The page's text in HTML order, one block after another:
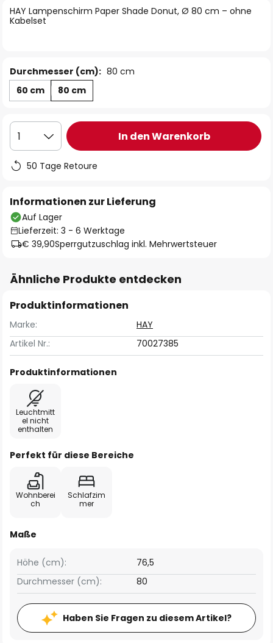
springen
HAY Lampenschirm Paper Shade Donut, Ø 80 cm – ohne
Kabelset
Durchmesser (cm): 80 cm
60 cm
80 cm
1 In den Warenkorb
50 Tage Retoure
Informationen zur Lieferung
Auf Lager
Lieferzeit: 3 - 6 Werktage
€ 39,90Sperrgutzuschlag inkl. Mehrwertsteuer
Ähnliche Produkte entdecken
Produktinformationen
Marke:
HAY
Artikel Nr.:
70027385
Produktinformationen
Leuchtmitt
el nicht
enthalten
Perfekt für diese Bereiche
Wohnberei
ch
Schlafzim
mer
Maße
Höhe (cm):
76,5
Durchmesser (cm):
80
Haben Sie Fragen zu diesem Artikel?